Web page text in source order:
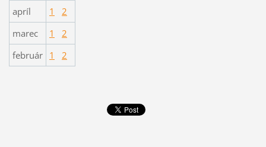
apríl 1
2
marec
1
2
február
1 2